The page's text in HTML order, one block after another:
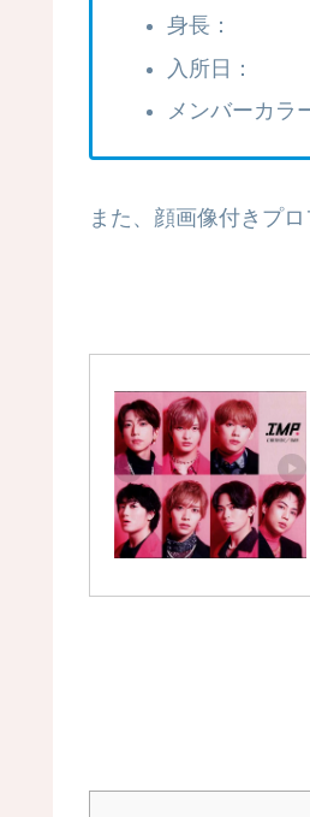
身長：
入所日：
メンバーカラ
また、顔画像付きプ